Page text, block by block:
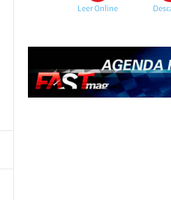
Leer Online